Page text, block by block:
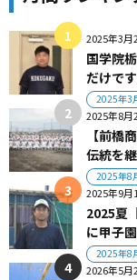
2025年3月
国学院
だけです
2025年3
2025年8月
【前橋
伝統を
2025年8
2025年9月
2025夏
に甲子
2025年8
2026年5月